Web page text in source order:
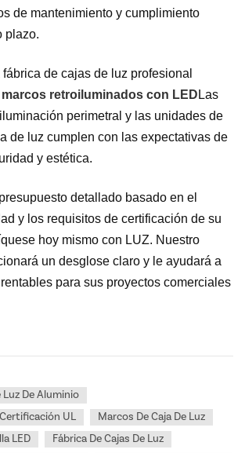
de mantenimiento y cumplimiento
plazo.
de cajas de luz profesional
marcos retroiluminados con LED Las
perimetral y las unidades de
de luz cumplen con las expectativas de
y estética.
detallado basado en el
y los requisitos de certificación de su
hoy mismo con LUZ. Nuestro
un desglose claro y le ayudará a
para sus proyectos comerciales
Luz De Aluminio
UL
Marcos De Caja De Luz
LED
Fábrica De Cajas De Luz